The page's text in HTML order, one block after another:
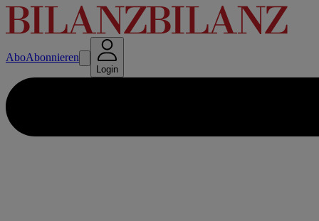
AboAbonnieren
Login